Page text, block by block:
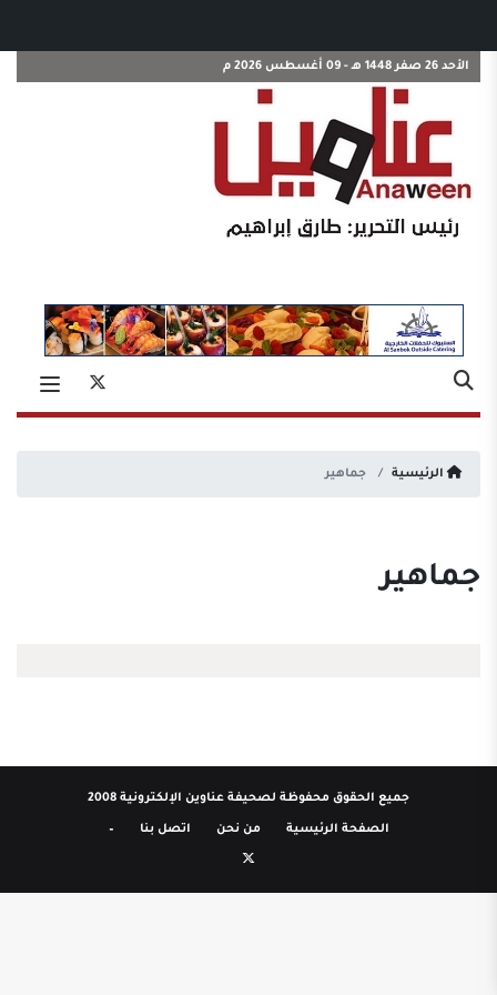
الأحد 26 صفر 1448 هـ - 09 أغسطس 2026 م
الرئيسية جماهير
جماهير
جميع الحقوق محفوظة لصحيفة عناوين الإلكترونية 2008
الصفحة الرئيسية من نحن اتصل بنا –